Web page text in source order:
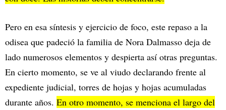
Pero en esa síntesis y ejercicio de foco, este repaso a la
odisea que padeció la familia de Nora Dalmasso deja de
lado numerosos elementos y despierta así otras preguntas.
En cierto momento, se ve al viudo declarando frente al
expediente judicial, torres de hojas y hojas acumuladas
durante años. En otro momento, se menciona el largo del